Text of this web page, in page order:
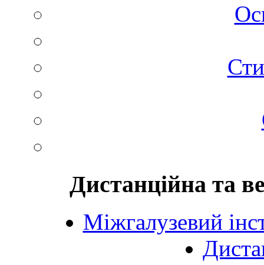
Дистанційна та
Міжгалузевий